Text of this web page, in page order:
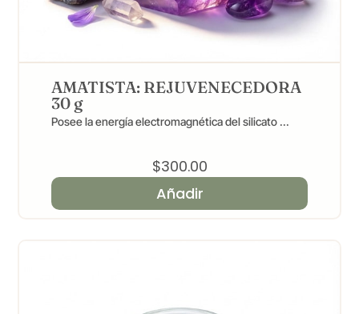
AMATISTA: REJUVENECEDORA
30 g
Posee la energía electromagnética del silicato ...
$300.00
Añadir